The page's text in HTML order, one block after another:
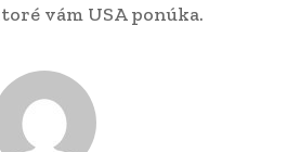
vám USA ponúka.